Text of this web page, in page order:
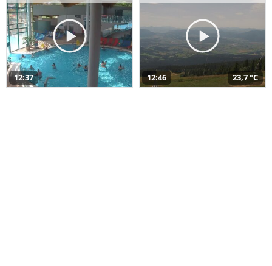
12:37 12:46 23,7 °C